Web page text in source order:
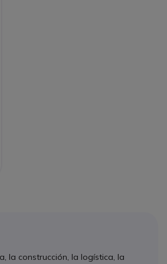
la construcción, la logística, la